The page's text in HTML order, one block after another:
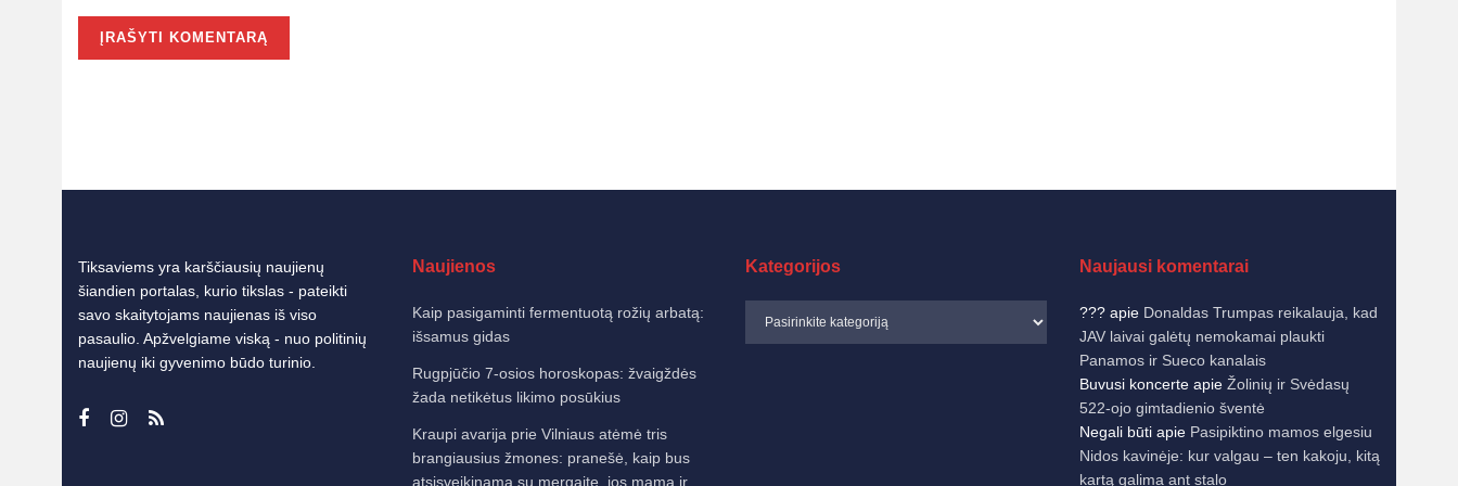
Tiksaviems yra karščiausių naujienų
šiandien portalas, kurio tikslas - pateikti
savo skaitytojams naujienas iš viso
pasaulio. Apžvelgiame viską - nuo politinių
naujienų iki gyvenimo būdo turinio.
Naujienos
Kaip pasigaminti fermentuotą rožių arbatą:
išsamus gidas
Rugpjūčio 7-osios horoskopas: žvaigždės
žada netikėtus likimo posūkius
Kraupi avarija prie Vilniaus atėmė tris
brangiausius žmones: pranešė, kaip bus
atsisveikinama su mergaite, jos mama ir
Kategorijos Naujausi komentarai
???apie Donaldas Trumpas reikalauja, kad
JAV laivai galėtų nemokamai plaukti
Panamos ir Sueco kanalais
Buvusi koncerteapie Žolinių ir Svėdasų
522-ojo gimtadienio šventė
Negali būtiapie Pasipiktino mamos elgesiu
Nidos kavinėje: kur valgau – ten kakoju, kitą
kartą galima ant stalo